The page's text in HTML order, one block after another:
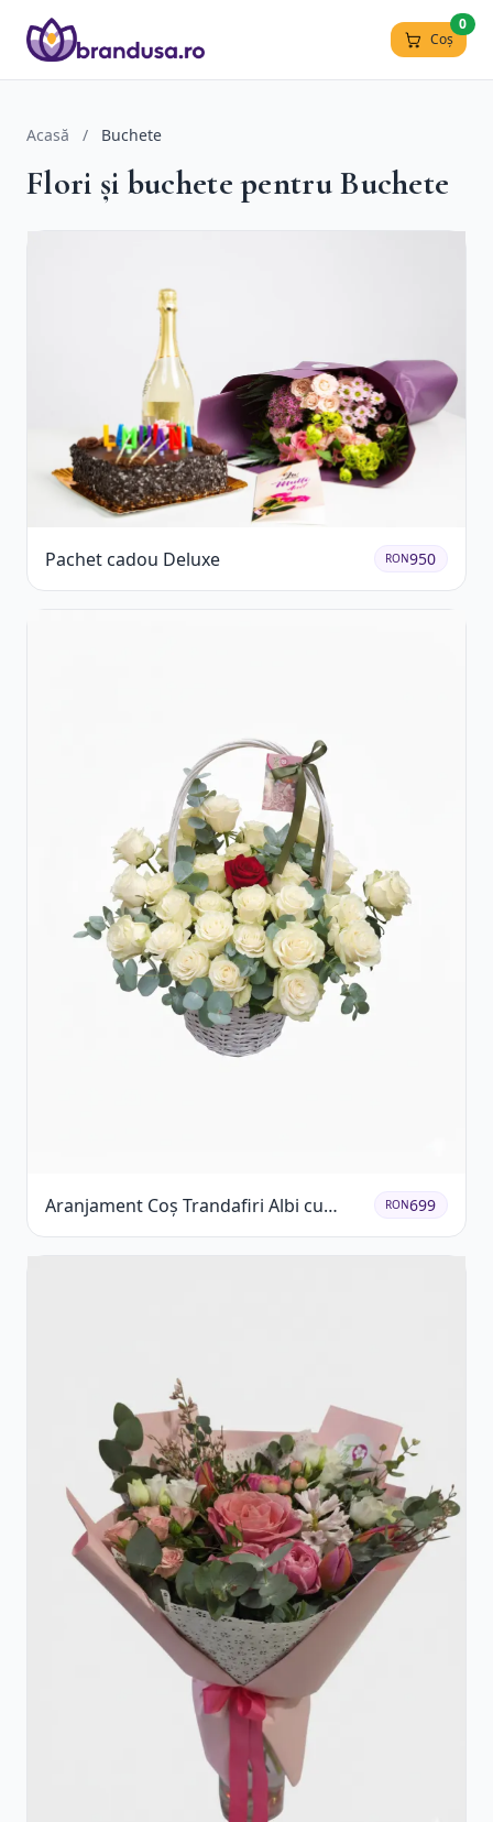
Coș
0
Acasă / Buchete
Flori și buchete pentru Buchete
Pachet cadou Deluxe RON950
Aranjament Coș Trandafiri Albi cu
Accent Roșu
RON699